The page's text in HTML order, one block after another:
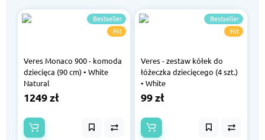
Bestseller
Hit
Veres Monaco 900 - komoda
dziecięca (90 cm) • White
Natural
1249 zł
Bestseller
Hit
Veres - zestaw kółek do
łóżeczka dziecięcego (4 szt.)
• White
99 zł